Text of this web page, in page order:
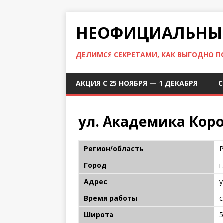
ДЕЛИМСЯ СЕКРЕТАМИ, КАК ВЫГОДНО
АКЦИЯ С 25 НОЯБРЯ — 1 ДЕКАБРЯ
ул. Академика
Регион/область
Город
Адрес
Время работы
Широта